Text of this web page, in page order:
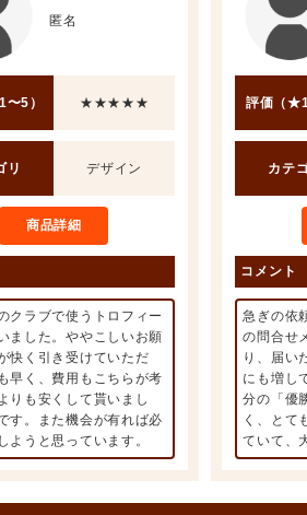
匿名
5） ★★★★★
リ デザイン
商品詳細
クラブで使うトロフィー
ました。ややこしいお願
快く引き受けていただ
早く、費用もこちらが考
りも安くして貰いまし
す。また機会が有れば必
ようと思っています。
評価（★1
カテ
コメント
急ぎの依
の問合せ
り、届い
にも増し
分の「優
く、とて
ていて、